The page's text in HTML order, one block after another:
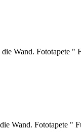
Wand. Fototapete
Wand. Fototapete